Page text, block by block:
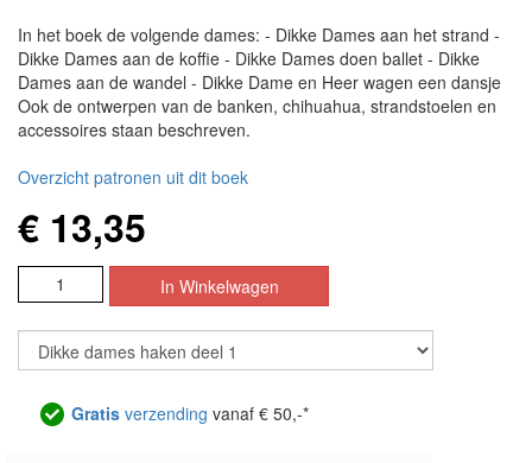
In het boek de volgende dames: - Dikke Dames aan het strand -
Dikke Dames aan de koffie - Dikke Dames doen ballet - Dikke
Dames aan de wandel - Dikke Dame en Heer wagen een dansje
Ook de ontwerpen van de banken, chihuahua, strandstoelen en
accessoires staan beschreven.
Overzicht patronen uit dit boek
€ 13,35
Gratis verzending vanaf € 50,-*